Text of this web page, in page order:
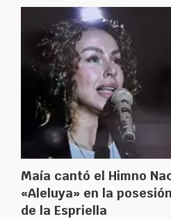
Maía cantó el Himno
«Aleluya» en la
de la Espriella